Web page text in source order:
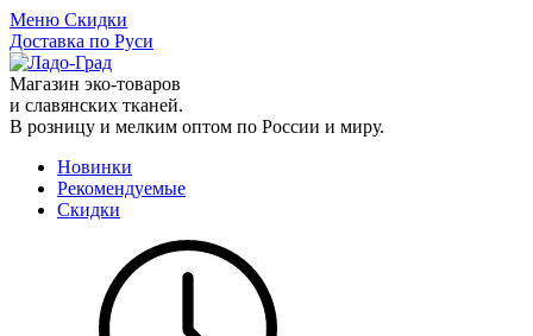
Меню Скидки
Доставка по Руси
Магазин эко-товаров
и славянских тканей.
В розницу и мелким оптом по России и миру.
Новинки
Рекомендуемые
Скидки